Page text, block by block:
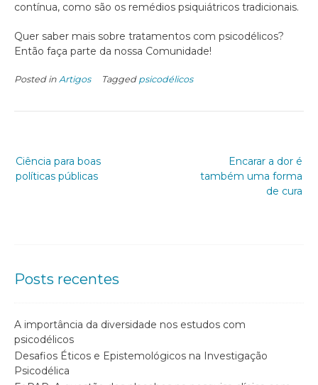
contínua, como são os remédios psiquiátricos tradicionais.
Quer saber mais sobre tratamentos com psicodélicos?
Então faça parte da nossa Comunidade!
Posted in Artigos Tagged psicodélicos
Encarar a dor é
também uma forma
de cura
Ciência para boas
políticas públicas
Posts recentes
A importância da diversidade nos estudos com
psicodélicos
Desafios Éticos e Epistemológicos na Investigação
Psicodélica